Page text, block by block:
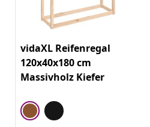
vidaXL Reifenregal
120x40x180 cm
Massivholz Kiefer